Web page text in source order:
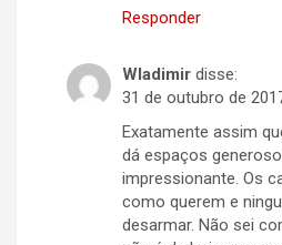
Responder
Wladimir disse:
31 de outubro de
Exatamente assim
dá espaços
impressionante. Os
como querem e
desarmar. Não sei